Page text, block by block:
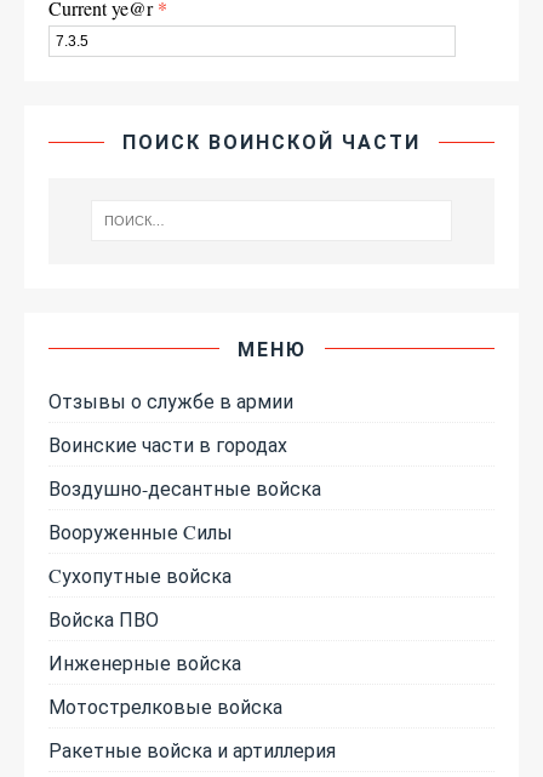
Current ye@r*
ПОИСК ВОИНСКОЙ ЧАСТИ
МЕНЮ
Отзывы о службе в армии
Воинские части в городах
Воздушно-десантные войска
Вооруженные Cилы
Cухопутные войска
Войска ПВО
Инженерные войска
Мотострелковые войска
Ракетные войска и артиллерия